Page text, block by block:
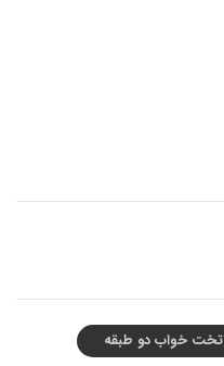
تخت خواب دو طبقه